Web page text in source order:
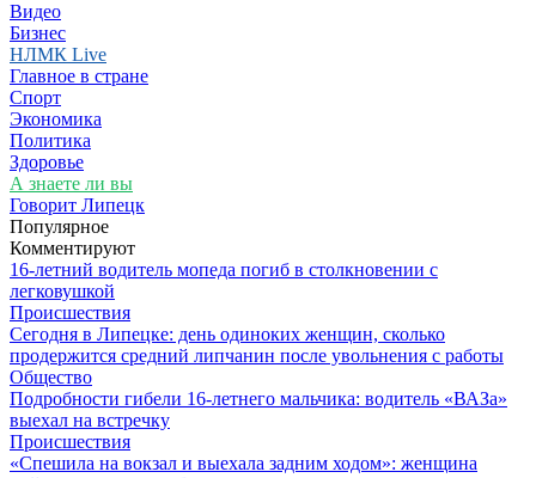
Видео
Бизнес
НЛМК Live
Главное в стране
Спорт
Экономика
Политика
Здоровье
А знаете ли вы
Говорит Липецк
Популярное
Комментируют
16-летний водитель мопеда погиб в столкновении с
легковушкой
Происшествия
Сегодня в Липецке: день одиноких женщин, сколько
продержится средний липчанин после увольнения с работы
Общество
Подробности гибели 16-летнего мальчика: водитель «ВАЗа»
выехал на встречку
Происшествия
«Спешила на вокзал и выехала задним ходом»: женщина